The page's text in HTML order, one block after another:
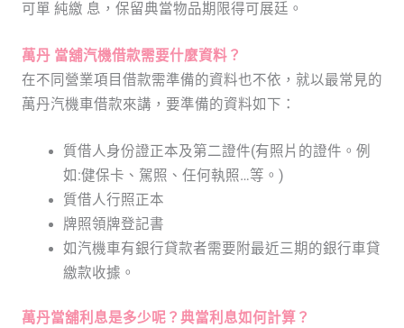
可單 純繳 息，保留典當物品期限得可展廷。
萬丹 當舖汽機借款需要什麼資料？
在不同營業項目借款需準備的資料也不依，就以最常見的
萬丹汽機車借款來講，要準備的資料如下：
質借人身份證正本及第二證件(有照片的證件。例
如:健保卡、駕照、任何執照…等。)
質借人行照正本
牌照領牌登記書
如汽機車有銀行貸款者需要附最近三期的銀行車貸
繳款收據。
萬丹當舖利息是多少呢？典當利息如何計算？